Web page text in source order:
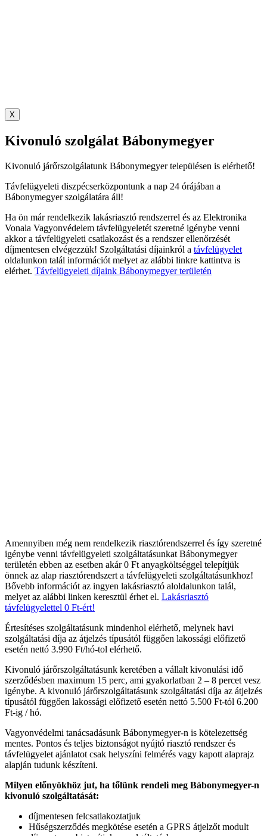
X
Kivonuló szolgálat Bábonymegyer
Kivonuló járőrszolgálatunk Bábonymegyer településen is elérhető!
Távfelügyeleti diszpécserközpontunk a nap 24 órájában a
Bábonymegyer szolgálatára áll!
Ha ön már rendelkezik lakásriasztó rendszerrel és az Elektronika
Vonala Vagyonvédelem távfelügyeletét szeretné igénybe venni
akkor a távfelügyeleti csatlakozást és a rendszer ellenőrzését
díjmentesen elvégezzük! Szolgáltatási díjainkról a távfelügyelet
oldalunkon talál információt melyet az alábbi linkre kattintva is
elérhet. Távfelügyeleti díjaink Bábonymegyer területén
Amennyiben még nem rendelkezik riasztórendszerrel és így szeretné
igénybe venni távfelügyeleti szolgáltatásunkat Bábonymegyer
területén ebben az esetben akár 0 Ft anyagköltséggel telepítjük
önnek az alap riasztórendszert a távfelügyeleti szolgáltatásunkhoz!
Bővebb információt az ingyen lakásriasztó aloldalunkon talál,
melyet az alábbi linken keresztül érhet el. Lakásriasztó
távfelügyelettel 0 Ft-ért!
Értesítéses szolgáltatásunk mindenhol elérhető, melynek havi
szolgáltatási díja az átjelzés típusától függően lakossági előfizető
esetén nettó 3.990 Ft/hó-tol elérhető.
Kivonuló járőrszolgáltatásunk keretében a vállalt kivonulási idő
szerződésben maximum 15 perc, ami gyakorlatban 2 – 8 percet vesz
igénybe. A kivonuló járőrszolgáltatásunk szolgáltatási díja az átjelzés
típusától függően lakossági előfizető esetén nettó 5.500 Ft-tól 6.200
Ft-ig / hó.
Vagyonvédelmi tanácsadásunk Bábonymegyer-n is kötelezettség
mentes. Pontos és teljes biztonságot nyújtó riasztó rendszer és
távfelügyelet ajánlatot csak helyszíni felmérés vagy kapott alaprajz
alapján tudunk készíteni.
Milyen előnyökhöz jut, ha tőlünk rendeli meg Bábonymegyer-n
kivonuló szolgáltatását:
díjmentesen felcsatlakoztatjuk
Hűségszerződés megkötése esetén a GPRS átjelzőt modult